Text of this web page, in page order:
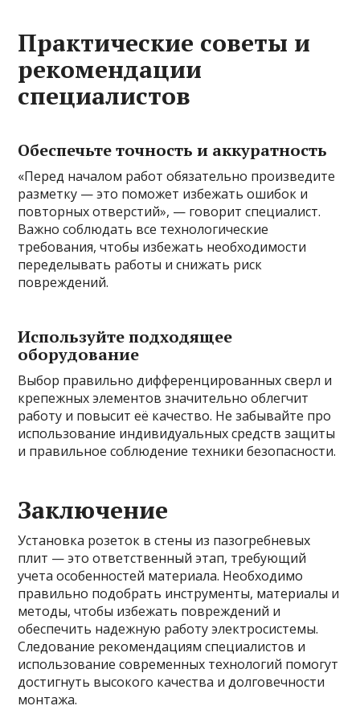
Практические советы и
рекомендации
специалистов
Обеспечьте точность и аккуратность
«Перед началом работ обязательно произведите
разметку — это поможет избежать ошибок и
повторных отверстий», — говорит специалист.
Важно соблюдать все технологические
требования, чтобы избежать необходимости
переделывать работы и снижать риск
повреждений.
Используйте подходящее
оборудование
Выбор правильно дифференцированных сверл и
крепежных элементов значительно облегчит
работу и повысит её качество. Не забывайте про
использование индивидуальных средств защиты
и правильное соблюдение техники безопасности.
Заключение
Установка розеток в стены из пазогребневых
плит — это ответственный этап, требующий
учета особенностей материала. Необходимо
правильно подобрать инструменты, материалы и
методы, чтобы избежать повреждений и
обеспечить надежную работу электросистемы.
Следование рекомендациям специалистов и
использование современных технологий помогут
достигнуть высокого качества и долговечности
монтажа.